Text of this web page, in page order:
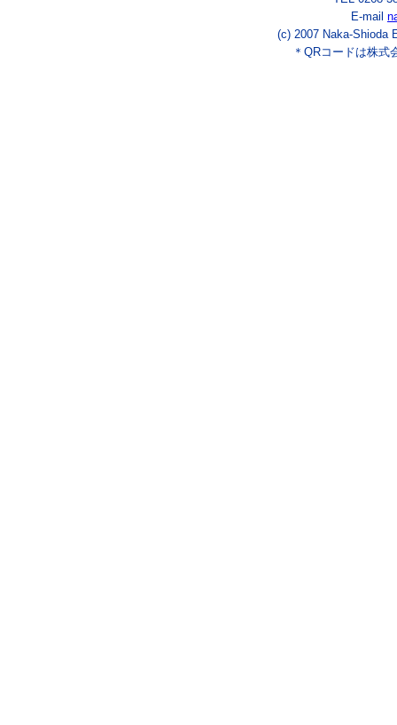
E-mail
(c) 2007 Naka-Shioda
＊QRコードは株式